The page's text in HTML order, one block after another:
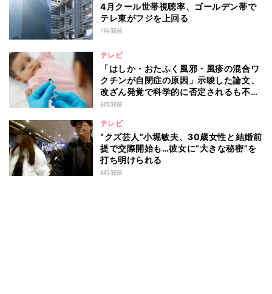
4月クール世帯視聴率、ゴールデン帯で
テレ東がフジを上回る
7時間前
テレビ
「はしか・おたふく風邪・風疹の混合ワ
クチンが自閉症の原因」示唆した論文、
改ざん発覚で科学的に否定されるも不安
消えず…科学者たちの反証はなぜ届かな
8時間前
テレビ
“クズ芸人”小堀敏夫、30歳女性と結婚前
提で交際開始も…彼女に“大きな秘密”を
打ち明けられる
8時間前